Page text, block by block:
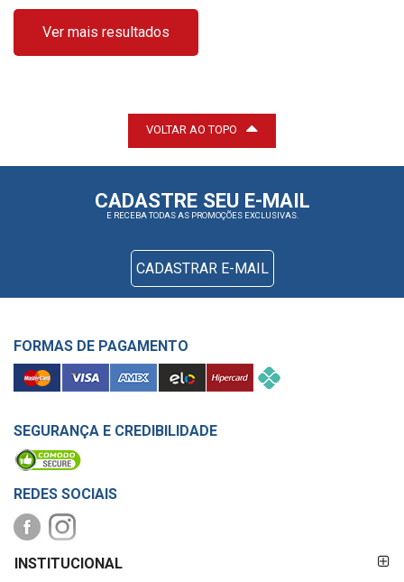
Ver mais resultados
VOLTAR AO TOPO
CADASTRE SEU E-MAIL
E RECEBA TODAS AS PROMOÇÕES EXCLUSIVAS.
CADASTRAR E-MAIL
FORMAS DE PAGAMENTO
SEGURANÇA E CREDIBILIDADE
REDES SOCIAIS
PAGAMENTO
INSTITUCIONAL